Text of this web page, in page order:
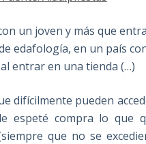
un joven y más que
edafología, en un país
entrar en una tienda (…)
difícilmente pueden
espeté compra lo que
que no se